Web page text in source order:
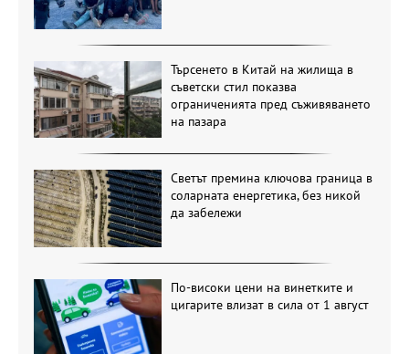
Търсенето в Китай на жилища в
съветски стил показва
ограниченията пред съживяването
на пазара
Светът премина ключова граница в
соларната енергетика, без никой
да забележи
По-високи цени на винетките и
цигарите влизат в сила от 1 август